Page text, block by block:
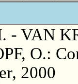
- VAN
O.:
2000